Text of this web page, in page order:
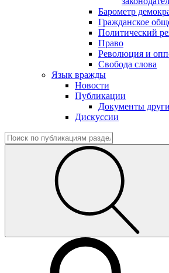
Барометр
Гражданское
Политический
Право
Революция и
Свобода слова
Язык вражды
Новости
Публикации
Документы
Дискуссии